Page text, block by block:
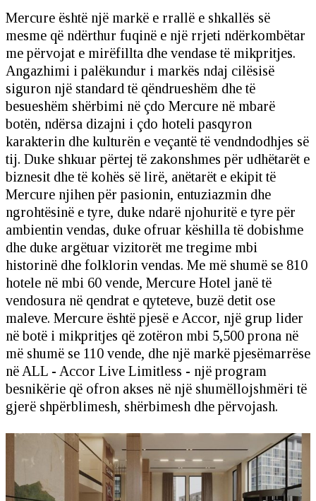
Mercure është një markë e rrallë e shkallës së
mesme që ndërthur fuqinë e një rrjeti ndërkombëtar
me përvojat e mirëfillta dhe vendase të mikpritjes.
Angazhimi i palëkundur i markës ndaj cilësisë
siguron një standard të qëndrueshëm dhe të
besueshëm shërbimi në çdo Mercure në mbarë
botën, ndërsa dizajni i çdo hoteli pasqyron
karakterin dhe kulturën e veçantë të vendndodhjes së
tij. Duke shkuar përtej të zakonshmes për udhëtarët e
biznesit dhe të kohës së lirë, anëtarët e ekipit të
Mercure njihen për pasionin, entuziazmin dhe
ngrohtësinë e tyre, duke ndarë njohuritë e tyre për
ambientin vendas, duke ofruar këshilla të dobishme
dhe duke argëtuar vizitorët me tregime mbi
historinë dhe folklorin vendas. Me më shumë se 810
hotele në mbi 60 vende, Mercure Hotel janë të
vendosura në qendrat e qyteteve, buzë detit ose
maleve. Mercure është pjesë e Accor, një grup lider
në botë i mikpritjes që zotëron mbi 5,500 prona në
më shumë se 110 vende, dhe një markë pjesëmarrëse
në ALL - Accor Live Limitless - një program
besnikërie që ofron akses në një shumëllojshmëri të
gjerë shpërblimesh, shërbimesh dhe përvojash.